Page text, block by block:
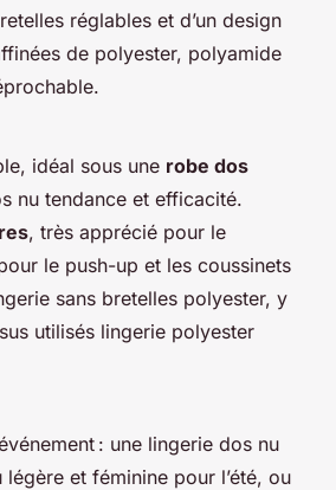
réglables et d’un design
de polyester, polyamide
idéal sous une robe dos
nu tendance et efficacité.
, très apprécié pour le
le push-up et les coussinets
sans bretelles polyester, y
utilisés lingerie polyester
: une lingerie dos nu
et féminine pour l’été, ou